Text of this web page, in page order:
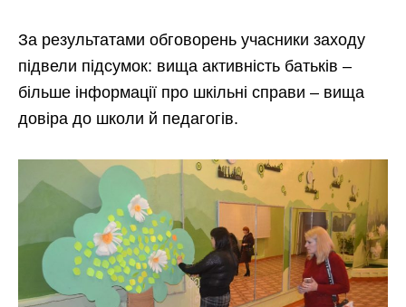
За результатами обговорень учасники заходу
підвели підсумок: вища активність батьків –
більше інформації про шкільні справи – вища
довіра до школи й педагогів.